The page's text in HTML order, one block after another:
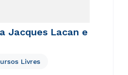
Jacques Lacan e
Livres